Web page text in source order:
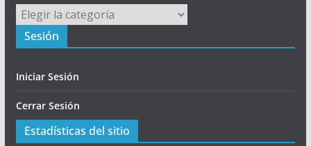
Principal
Sesión
Iniciar Sesión
Cerrar Sesión
Estadísticas del sitio